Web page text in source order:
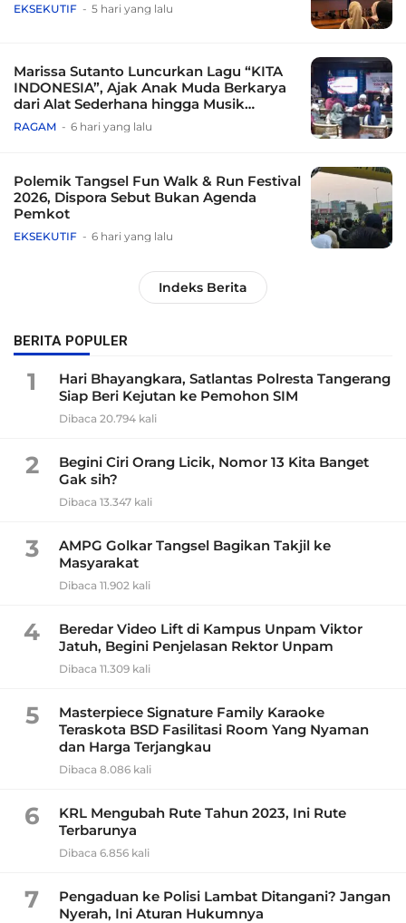
EKSEKUTIF 5 hari yang lalu
Marissa Sutanto Luncurkan Lagu “KITA
INDONESIA”, Ajak Anak Muda Berkarya
dari Alat Sederhana hingga Musik
Tradisional
RAGAM 6 hari yang lalu
Polemik Tangsel Fun Walk & Run Festival
2026, Dispora Sebut Bukan Agenda
Pemkot
EKSEKUTIF 6 hari yang lalu
Indeks Berita
BERITA POPULER
1
Hari Bhayangkara, Satlantas Polresta Tangerang
Siap Beri Kejutan ke Pemohon SIM
Dibaca 20.794 kali
2
Begini Ciri Orang Licik, Nomor 13 Kita Banget
Gak sih?
Dibaca 13.347 kali
3
AMPG Golkar Tangsel Bagikan Takjil ke
Masyarakat
Dibaca 11.902 kali
4
Beredar Video Lift di Kampus Unpam Viktor
Jatuh, Begini Penjelasan Rektor Unpam
Dibaca 11.309 kali
5
Masterpiece Signature Family Karaoke
Teraskota BSD Fasilitasi Room Yang Nyaman
dan Harga Terjangkau
Dibaca 8.086 kali
6
KRL Mengubah Rute Tahun 2023, Ini Rute
Terbarunya
Dibaca 6.856 kali
7
Pengaduan ke Polisi Lambat Ditangani? Jangan
Nyerah, Ini Aturan Hukumnya